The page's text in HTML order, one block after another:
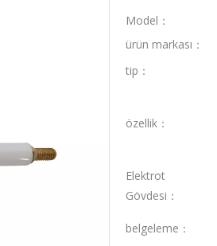
Model：
ürün markası：
tip：
özellik：
Elektrot
Gövdesi：
belgeleme：